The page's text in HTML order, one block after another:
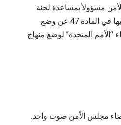
مسؤولاً بمساعدة لجنة
أركان الحرب المشار إليها في المادة 47 عن وضع
المتحدة” لوضع منهاج
مجلس الأمن صوت واحد.